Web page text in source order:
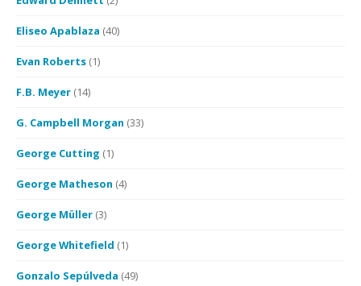
Eliseo Apablaza (40)
Evan Roberts (1)
F.B. Meyer (14)
G. Campbell Morgan (33)
George Cutting (1)
George Matheson (4)
George Müller (3)
George Whitefield (1)
Gonzalo Sepúlveda (49)